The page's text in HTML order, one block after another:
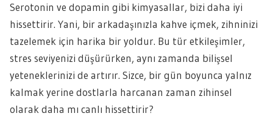
Serotonin ve dopamin gibi kimyasallar, bizi daha iyi
hissettirir. Yani, bir arkadaşınızla kahve içmek, zihninizi
tazelemek için harika bir yoldur. Bu tür etkileşimler,
stres seviyenizi düşürürken, aynı zamanda bilişsel
yeteneklerinizi de artırır. Sizce, bir gün boyunca yalnız
kalmak yerine dostlarla harcanan zaman zihinsel
olarak daha mı canlı hissettirir?